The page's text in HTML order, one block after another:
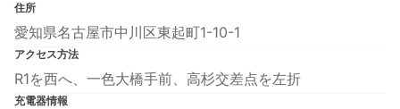
住所
愛知県名古屋市中川区東起町1-10-1
アクセス方法
R1を西へ、一色大橋手前、高杉交差点を左折
充電器情報